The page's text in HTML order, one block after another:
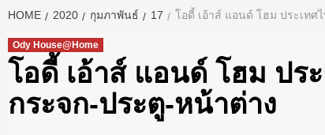
HOME 2020 กุมภาพันธ์ 17 โอดี้ เอ้าส์ แอนด์ โฮม ประเทศ
Ody House@Home
โอดี้ เอ้าส์ แอนด์ โฮม ปร
กระจก-ประตู-หน้าต่าง